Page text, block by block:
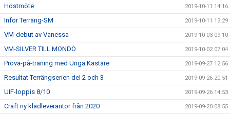
Höstmöte 2019-10-11 14:16
Inför Terräng-SM 2019-10-11 13:29
VM-debut av Vanessa 2019-10-03 09:10
VM-SILVER TILL MONDO 2019-10-02 07:04
Prova-på-träning med Unga Kastare 2019-09-27 12:56
Resultat Terrängserien del 2 och 3 2019-09-26 20:51
UIF-loppis 8/10 2019-09-26 14:53
Craft ny klädleverantör från 2020 2019-09-20 08:55